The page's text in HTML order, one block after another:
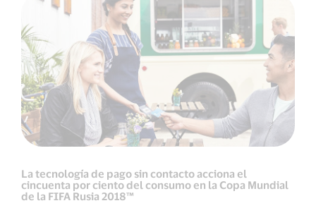
La tecnología de pago sin contacto acciona el
cincuenta por ciento del consumo en la Copa Mundial
de la FIFA Rusia 2018™